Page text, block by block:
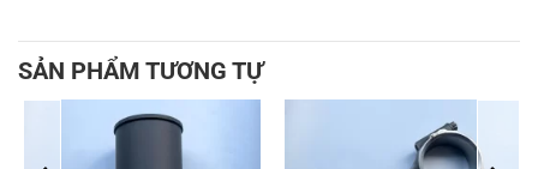
SẢN PHẨM TƯƠNG TỰ